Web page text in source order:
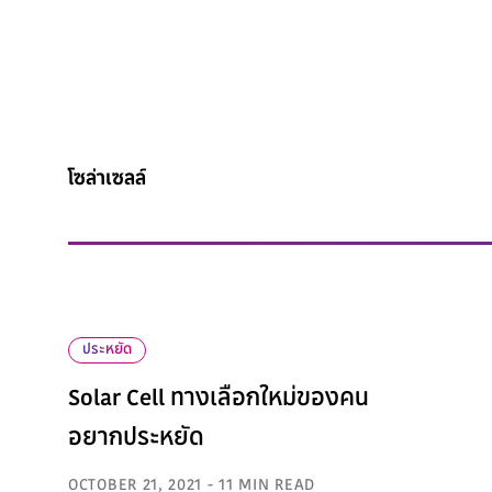
โซล่าเซลล์
ประหยัด
Solar Cell ทางเลือกใหม่ของคน
อยากประหยัด
OCTOBER 21, 2021 - 11 MIN READ